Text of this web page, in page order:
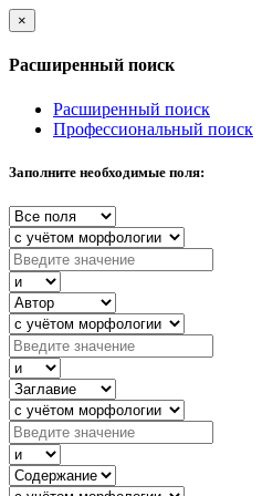
×
Расширенный поиск
Расширенный поиск
Профессиональный поиск
Заполните необходимые поля: